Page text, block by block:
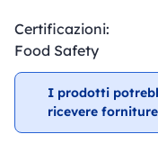
Certificazioni:
Food Safety
I prodotti
ricevere